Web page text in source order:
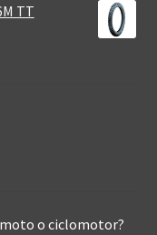
TT
o ciclomotor?